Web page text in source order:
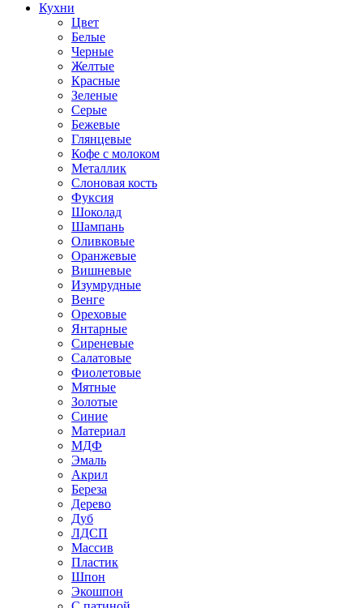
Кухни
Цвет
Белые
Черные
Желтые
Красные
Зеленые
Серые
Бежевые
Глянцевые
Кофе с молоком
Металлик
Слоновая кость
Фуксия
Шоколад
Шампань
Оливковые
Оранжевые
Вишневые
Изумрудные
Венге
Ореховые
Янтарные
Сиреневые
Салатовые
Фиолетовые
Мятные
Золотые
Синие
Материал
МДФ
Эмаль
Акрил
Береза
Дерево
Дуб
ЛДСП
Массив
Пластик
Шпон
Экошпон